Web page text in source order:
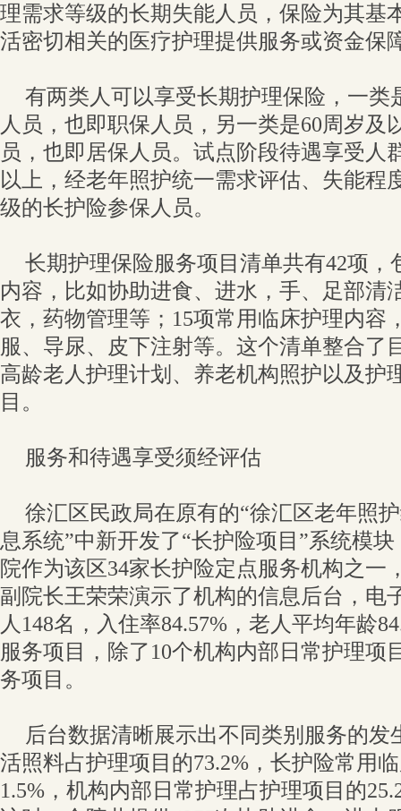
理需求等级的长期失能人员，保险为其基
活密切相关的医疗护理提供服务或资金保
有两类人可以享受长期护理保险，一类
人员，也即职保人员，另一类是60周岁及
员，也即居保人员。试点阶段待遇享受人
以上，经老年照护统一需求评估、失能程
级的长护险参保人员。
长期护理保险服务项目清单共有42项，
内容，比如协助进食、进水，手、足部清
衣，药物管理等；15项常用临床护理内容
服、导尿、皮下注射等。这个清单整合了
高龄老人护理计划、养老机构照护以及护
目。
服务和待遇享受须经评估
徐汇区民政局在原有的“徐汇区老年照
息系统”中新开发了“长护险项目”系统模
院作为该区34家长护险定点服务机构之一
副院长王荣荣演示了机构的信息后台，电
人148名，入住率84.57%，老人平均年龄
服务项目，除了10个机构内部日常护理项
务项目。
后台数据清晰展示出不同类别服务的发
活照料占护理项目的73.2%，长护险常用
1.5%，机构内部日常护理占护理项目的